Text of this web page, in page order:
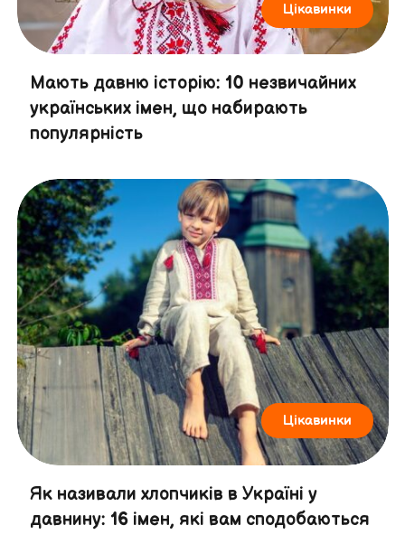
Цікавинки
Мають давню історію: 10 незвичайних
українських імен, що набирають
популярність
Цікавинки
Як називали хлопчиків в Україні у
давнину: 16 імен, які вам сподобаються